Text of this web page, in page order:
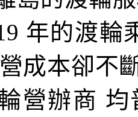
年的渡輪
成本卻不
營辦商